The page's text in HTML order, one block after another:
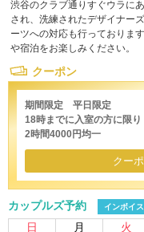
渋谷のクラブ通りすぐウラに
され、洗練されたデザイナー
ーツへの対応も行っておりま
や宿泊をお楽しみください。
クーポン
期間限定 平日限定
18時までに入室の方に限り
2時間4000円均一
クー
カップルズ予約 インボイ
日 月 火